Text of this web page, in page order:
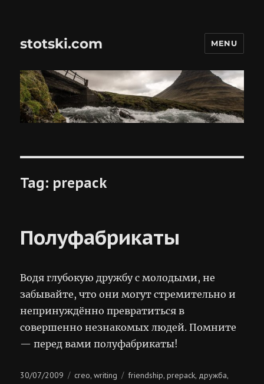
stotski.com MENU
Tag: prepack
Полуфабрикаты
Водя глубокую дружбу с молодыми, не
забывайте, что они могут стремительно и
непринуждённо превратиться в
совершенно незнакомых людей. Помните
— перед вами полуфабрикаты!
Posted
30/07/2009 Categories
creo,writing Tags
friendship,prepack, дружба,